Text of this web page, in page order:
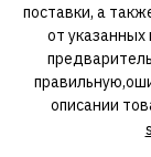
поставки, а
от
описании